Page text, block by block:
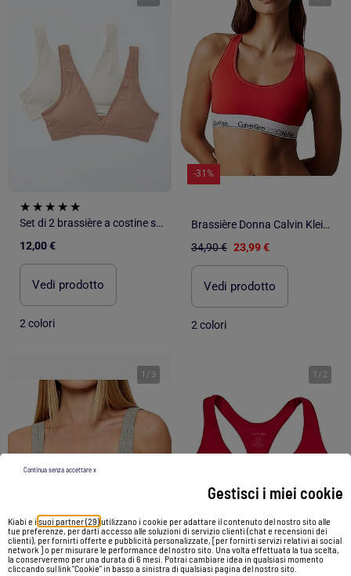
Gestisci i miei cookie
Kiabi e i suoi partner (29)utilizzano i cookie per adattare il contenuto del nostro sito alle
tue preferenze, per darti accesso alle soluzioni di servizio clienti (chat e recensioni dei
clienti), per fornirti offerte e pubblicità personalizzate, [per fornirti servizi relativi ai social
network ] o per misurare le performance del nostro sito. Una volta effettuata la tua scelta,
la conserveremo per una durata di 6 mesi. Potrai cambiare idea in qualsiasi momento
cliccando sul link "Cookie" in basso a sinistra di qualsiasi pagina del nostro sito.
Continua senza accettare x
Set di 2 brassière a costine senza cuciture
12,00 €
Vedi prodotto
2 colori
-31%
Brassière Donna Calvin Klein Jeans Senza Imbottitura
34,90 € 23,99 €
Vedi prodotto
2 colori
1 / 3
-26%
1 / 2
-31%